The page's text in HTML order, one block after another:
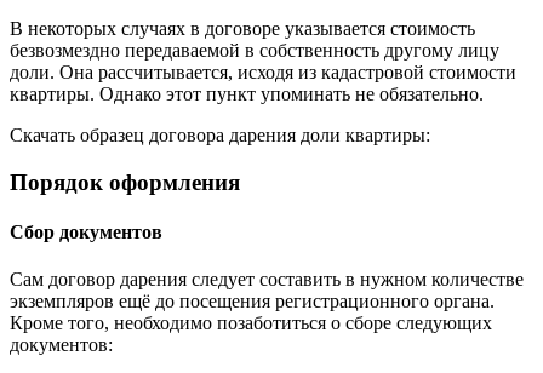
В некоторых случаях в договоре указывается стоимость
безвозмездно передаваемой в собственность другому лицу
доли. Она рассчитывается, исходя из кадастровой стоимости
квартиры. Однако этот пункт упоминать не обязательно.
Скачать образец договора дарения доли квартиры:
Порядок оформления
Сбор документов
Сам договор дарения следует составить в нужном количестве
экземпляров ещё до посещения регистрационного органа.
Кроме того, необходимо позаботиться о сборе следующих
документов: